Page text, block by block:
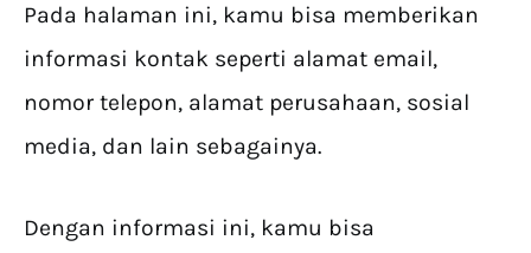
Pada halaman ini, kamu bisa memberikan
informasi kontak seperti alamat email,
nomor telepon, alamat perusahaan, sosial
media, dan lain sebagainya.
Dengan informasi ini, kamu bisa